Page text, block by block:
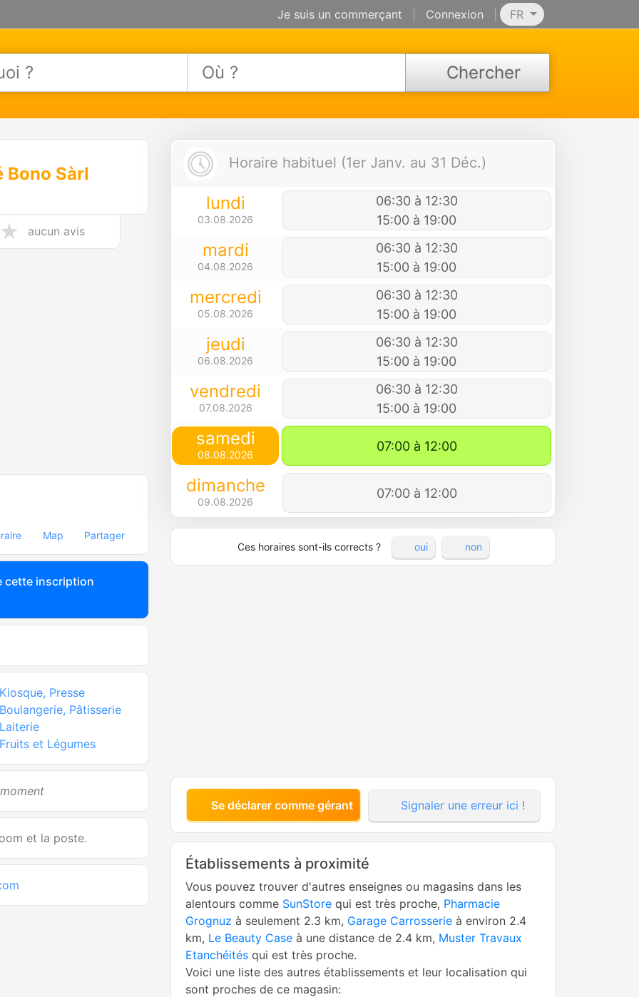
Je suis un commerçant Connexion FR
Chercher
Bono Sàrl
aucun avis
Map Partager
cette inscription
Kiosque, Presse
Boulangerie, Pâtisserie
Laiterie
Fruits et Légumes
et la poste.
Horaire habituel (1er Janv. au 31 Déc.)
lundi
03.08.2026
06:30 à 12:30
15:00 à 19:00
mardi
04.08.2026
06:30 à 12:30
15:00 à 19:00
mercredi
05.08.2026
06:30 à 12:30
15:00 à 19:00
jeudi
06.08.2026
06:30 à 12:30
15:00 à 19:00
vendredi
07.08.2026
06:30 à 12:30
15:00 à 19:00
samedi
08.08.2026
07:00 à 12:00
dimanche
09.08.2026
07:00 à 12:00
Ces horaires sont-ils corrects ? oui non
Se déclarer comme gérant Signaler une erreur ici !
Établissements à proximité
Vous pouvez trouver d'autres enseignes ou magasins dans les
alentours comme SunStore qui est très proche, Pharmacie
Grognuz à seulement 2.3 km, Garage Carrosserie à environ 2.4
km, Le Beauty Case à une distance de 2.4 km, Muster Travaux
Etanchéités qui est très proche.
Voici une liste des autres établissements et leur localisation qui
sont proches de ce magasin: